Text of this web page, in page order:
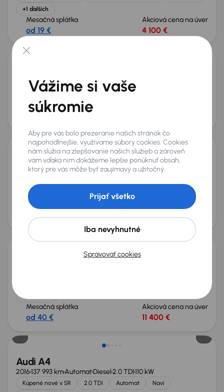
+1 ďalších
Mesačná splátka
od 19 €
Akciová cena na úver
4 100 €
2005295 824 kmDiesel2.0 TDI103 kW
Mesačná splátka
Audi A4
2017 209 712 kmAutomatDiesel 2.0 TDI 140 kW4x4
2.0 TDI 4x4 Automat
automatická klimatizace
+4 ďalších
Mesačná splátka
od 41 €
Akciová cena na úver
11 800 €
Možnosť odpočtu DPH
Mesačná splátka
od 40 €
Akciová cena na úver
11 400 €
Audi A4
2016137 993 kmAutomatDiesel2.0 TDI110 kW
Kúpené nové v SR 2.0 TDI Automat
Navi
Vážime si vaše
súkromie
Aby pre vás bolo prezeranie našich stránok čo
najpohodlnejšie, využívame súbory cookies. Cookies
nám slúžia na zlepšovanie našich služieb a zároveň
vám vďaka nim dokážeme lepšie ponúknuť obsah,
ktorý pre vás môže byť zaujímavý a užitočný.
Spravovať cookies
Iba nevyhnutné
Prijať všetko